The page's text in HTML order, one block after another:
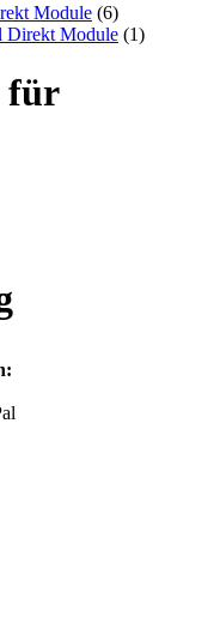
Module (6)
Direkt Module (1)
für